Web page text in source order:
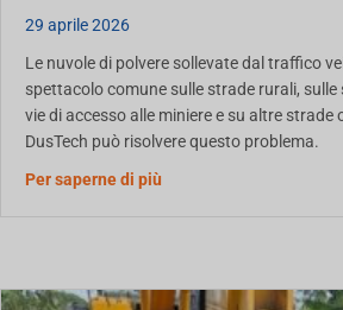
29 aprile 2026
Le nuvole di polvere sollevate dal traffico
spettacolo comune sulle strade rurali, sulle
vie di accesso alle miniere e su altre strade
DusTech può risolvere questo problema.
Per saperne di più